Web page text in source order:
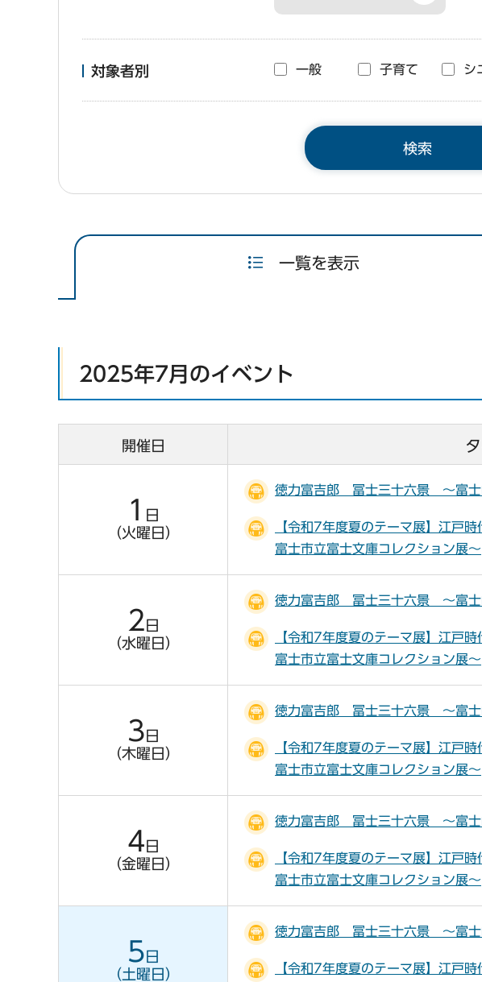
対象者別 一般 子育て シ
一覧を表示
2025年7月のイベント
開催日
1
日
（火曜日）
徳力富吉郎 冨士三十六景 ～富士
【令和7年度夏のテーマ展】江戸
富士市立富士文庫コレクション展～
2 日
（水曜日）
徳力富吉郎 冨士三十六景 ～富士
【令和7年度夏のテーマ展】江戸
富士市立富士文庫コレクション展～
3 日
（木曜日）
徳力富吉郎 冨士三十六景 ～富士
【令和7年度夏のテーマ展】江戸
富士市立富士文庫コレクション展～
4 日
（金曜日）
徳力富吉郎 冨士三十六景 ～富士
【令和7年度夏のテーマ展】江戸
富士市立富士文庫コレクション展～
5 日
（土曜日）
徳力富吉郎 冨士三十六景 ～富士
【令和7年度夏のテーマ展】江戸